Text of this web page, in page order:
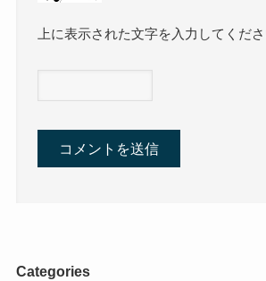
上に表示された文字を入力してくださ
Categories